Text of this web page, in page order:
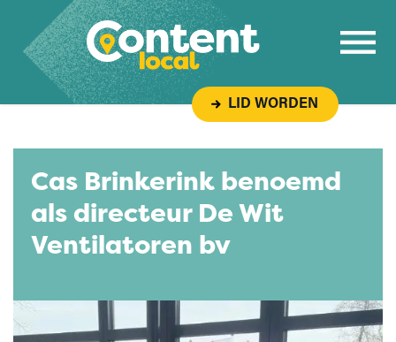
Overslaan naar inhoud
LID WORDEN
Cas Brinkerink benoemd
als directeur De Wit
Ventilatoren bv